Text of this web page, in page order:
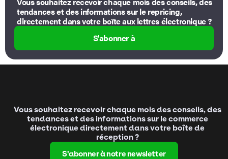
tendances et des informations sur le repricing,
directement dans votre boîte aux lettres électronique ?
S'abonner à
Vous souhaitez recevoir chaque mois des conseils, des
tendances et des informations sur le commerce
électronique directement dans votre boîte de
réception ?
S'abonner à notre newsletter